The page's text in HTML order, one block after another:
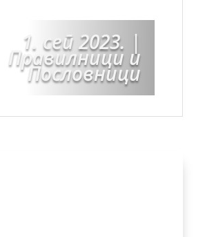
1. сеп 2023. |
Правилници и
Пословници